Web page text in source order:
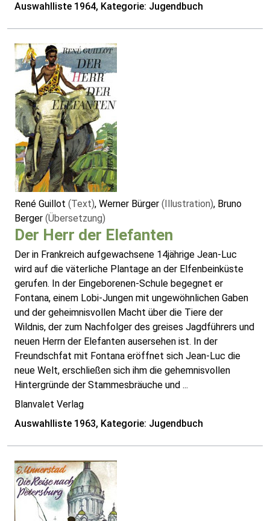
Auswahlliste 1964, Kategorie: Jugendbuch
René Guillot (Text), Werner Bürger (Illustration), Bruno
Berger (Übersetzung)
Der Herr der Elefanten
Der in Frankreich aufgewachsene 14jährige Jean-Luc
wird auf die väterliche Plantage an der Elfenbeinküste
gerufen. In der Eingeborenen-Schule begegnet er
Fontana, einem Lobi-Jungen mit ungewöhnlichen Gaben
und der geheimnisvollen Macht über die Tiere der
Wildnis, der zum Nachfolger des greises Jagdführers und
neuen Herrn der Elefanten ausersehen ist. In der
Freundschfat mit Fontana eröffnet sich Jean-Luc die
neue Welt, erschließen sich ihm die gehemnisvollen
Hintergründe der Stammesbräuche und ...
Blanvalet Verlag
Auswahlliste 1963, Kategorie: Jugendbuch